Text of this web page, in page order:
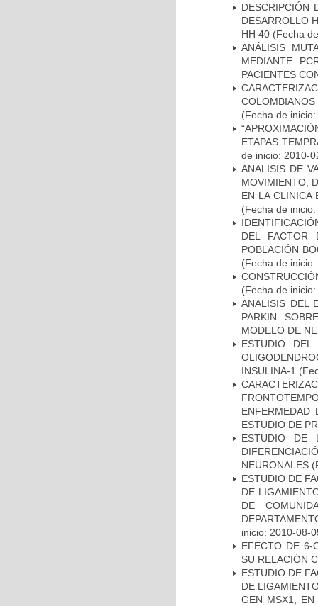
DESCRIPCIÓN
DESARROLLO
HH 40 (Fecha
ANÁLISIS
MEDIANTE
PACIENTES
(Fecha de
ETAPAS
de inicio: 2010-
ANALISIS DE
MOVIMIENTO,
EN LA CLINICA
(Fecha de
DEL FACTOR
POBLACIÓN
(Fecha de
(Fecha de
ANALISIS DEL
PARKIN
MODELO DE
ESTUDIO
INSULINA-1
ENFERMEDAD
ESTUDIO DE
ESTUDIO DE
NEURONALES
ESTUDIO DE
DE
DE
inicio: 2010-08-
EFECTO DE 6-
SU RELACIÓN
ESTUDIO DE
DE
GEN MSX1, EN